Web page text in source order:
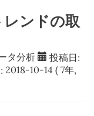
ンドの取
タ分析 投稿日:
2018-10-14 ( 7年,